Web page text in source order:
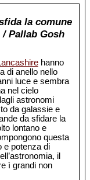
la comune
Pallab Gosh
hanno
di anello nello
luce e sembra
nel cielo
astronomi
da galassie e
da sfidare la
lontano e
questa
e potenza di
il
ì grandi non